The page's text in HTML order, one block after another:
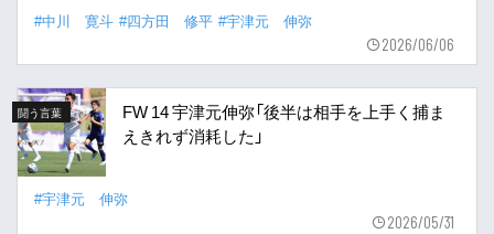
#中川 寛斗 #四方田 修平 #宇津元 伸弥
2026/06/06
闘う言葉
FW 14 宇津元伸弥「後半は相手を上手く捕ま
えきれず消耗した」
#宇津元 伸弥
2026/05/31